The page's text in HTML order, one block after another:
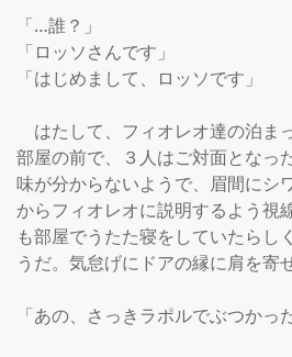
「…誰？」
「ロッソさんです」
「はじめまして、ロッソです」
はたして、フィオレオ達の泊ま
部屋の前で、３人はご対面となっ
味が分からないようで、眉間にシ
からフィオレオに説明するよう視
も部屋でうたた寝をしていたらし
うだ。気怠げにドアの縁に肩を寄
「あの、さっきラポルでぶつかっ